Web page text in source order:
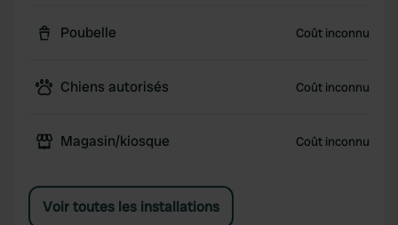
Poubelle Coût inconnu
Chiens autorisés Coût inconnu
Magasin/kiosque Coût inconnu
Voir toutes les installations